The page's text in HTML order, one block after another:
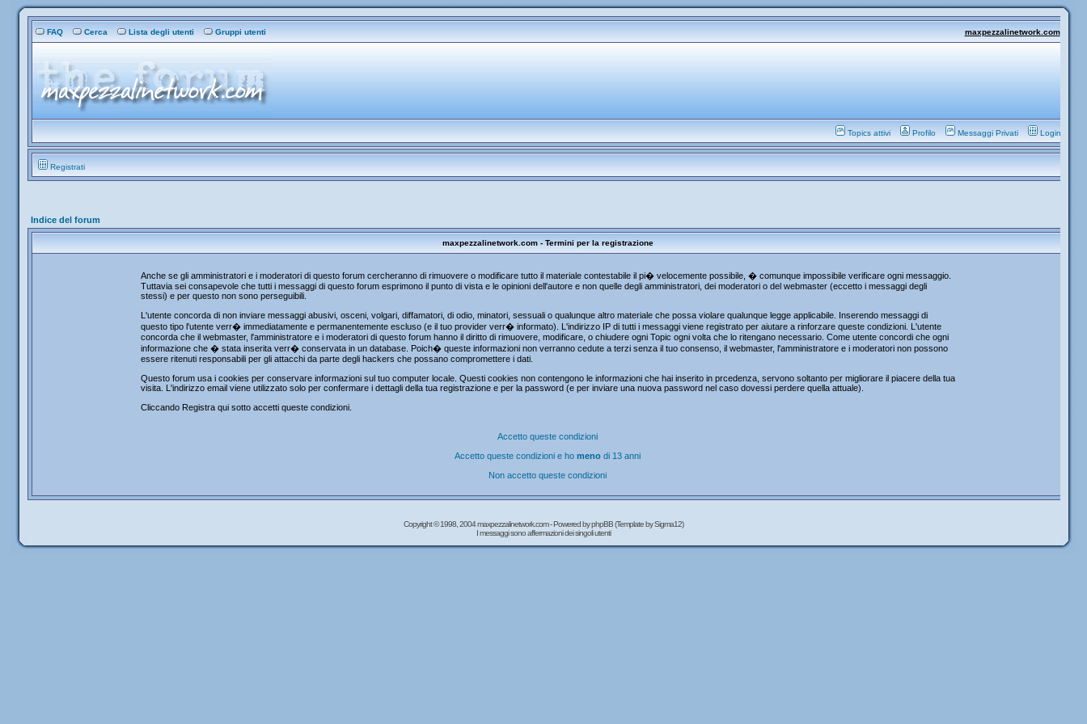
FAQ Cerca Lista degli utenti Gruppi utenti maxpezzalinetwork.com
Topics attivi Profilo Messaggi Privati Login
Registrati
Indice del forum
maxpezzalinetwork.com - Termini per la registrazione
Anche se gli amministratori e i moderatori di questo forum cercheranno di rimuovere o modificare tutto il materiale contestabile il pi� velocemente possibile, � comunque impossibile verificare ogni messaggio.
Tuttavia sei consapevole che tutti i messaggi di questo forum esprimono il punto di vista e le opinioni dell'autore e non quelle degli amministratori, dei moderatori o del webmaster (eccetto i messaggi degli
stessi) e per questo non sono perseguibili.
L'utente concorda di non inviare messaggi abusivi, osceni, volgari, diffamatori, di odio, minatori, sessuali o qualunque altro materiale che possa violare qualunque legge applicabile. Inserendo messaggi di
questo tipo l'utente verr� immediatamente e permanentemente escluso (e il tuo provider verr� informato). L'indirizzo IP di tutti i messaggi viene registrato per aiutare a rinforzare queste condizioni. L'utente
concorda che il webmaster, l'amministratore e i moderatori di questo forum hanno il diritto di rimuovere, modificare, o chiudere ogni Topic ogni volta che lo ritengano necessario. Come utente concordi che ogni
informazione che � stata inserita verr� conservata in un database. Poich� queste informazioni non verranno cedute a terzi senza il tuo consenso, il webmaster, l'amministratore e i moderatori non possono
essere ritenuti responsabili per gli attacchi da parte degli hackers che possano compromettere i dati.
Questo forum usa i cookies per conservare informazioni sul tuo computer locale. Questi cookies non contengono le informazioni che hai inserito in prcedenza, servono soltanto per migliorare il piacere della tua
visita. L'indirizzo email viene utilizzato solo per confermare i dettagli della tua registrazione e per la password (e per inviare una nuova password nel caso dovessi perdere quella attuale).
Cliccando Registra qui sotto accetti queste condizioni.
Accetto queste condizioni
Accetto queste condizioni e ho meno di 13 anni
Non accetto queste condizioni
Copyright © 1998, 2004 maxpezzalinetwork.com - Powered byphpBB(Template by Sigma12)
I messaggi sono affermazioni dei singoli utenti